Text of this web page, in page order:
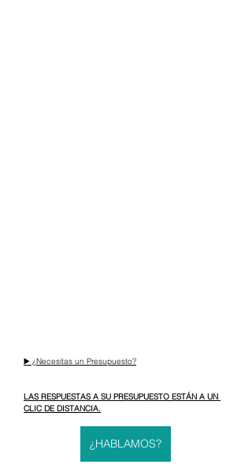
▶️ ¿Necesitas un Presupuesto?
LAS RESPUESTAS A SU PRESUPUESTO ESTÁN A UN
CLIC DE DISTANCIA.
¿HABLAMOS?